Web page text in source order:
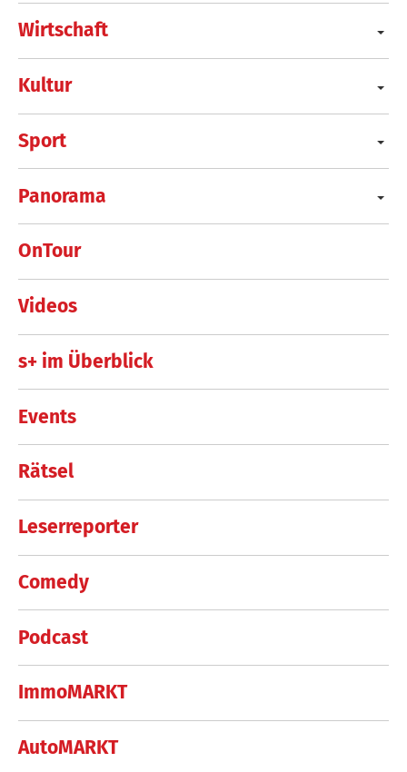
Wirtschaft
Kultur
Sport
Panorama
OnTour
Videos
s+ im Überblick
Events
Rätsel
Leserreporter
Comedy
Podcast
ImmoMARKT
AutoMARKT